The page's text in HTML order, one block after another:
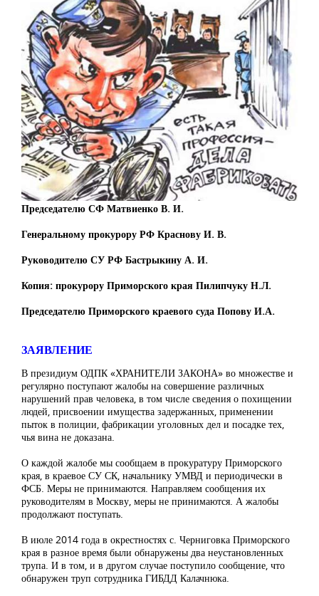
Председателю СФ Матвиенко В. И.
Генеральному прокурору РФ Краснову И. В.
Руководителю СУ РФ Бастрыкину А. И.
Копия: прокурору Приморского края Пилипчуку Н.Л.
Председателю Приморского краевого суда Попову И.А.
ЗАЯВЛЕНИЕ
В президиум ОДПК «ХРАНИТЕЛИ ЗАКОНА» во множестве и
регулярно поступают жалобы на совершение различных
нарушений прав человека, в том числе сведения о похищении
людей, присвоении имущества задержанных, применении
пыток в полиции, фабрикации уголовных дел и посадке тех,
чья вина не доказана.
О каждой жалобе мы сообщаем в прокуратуру Приморского
края, в краевое СУ СК, начальнику УМВД и периодически в
ФСБ. Меры не принимаются. Направляем сообщения их
руководителям в Москву, меры не принимаются. А жалобы
продолжают поступать.
В июле 2014 года в окрестностях с. Черниговка Приморского
края в разное время были обнаружены два неустановленных
трупа. И в том, и в другом случае поступило сообщение, что
обнаружен труп сотрудника ГИБДД Калачнюка.